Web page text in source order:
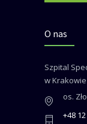
O nas
Szpital
w
os.
+48